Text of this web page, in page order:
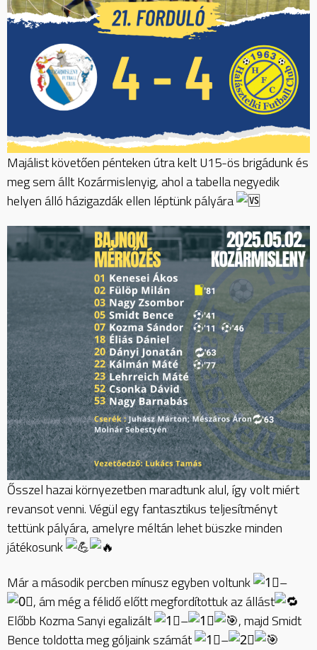
Majálist követően pénteken útra kelt U15-ös brigádunk és
meg sem állt Kozármislenyig, ahol a tabella negyedik
helyen álló házigazdák ellen léptünk pályára
Ősszel hazai környezetben maradtunk alul, így volt miért
revansot venni. Végül egy fantasztikus teljesítményt
tettünk pályára, amelyre méltán lehet büszke minden
játékosunk
Már a második percben mínusz egyben voltunk
–
, ám még a félidő előtt megfordítottuk az állást
Előbb Kozma Sanyi egalizált
–
, majd Smidt
Bence toldotta meg góljaink számát
–